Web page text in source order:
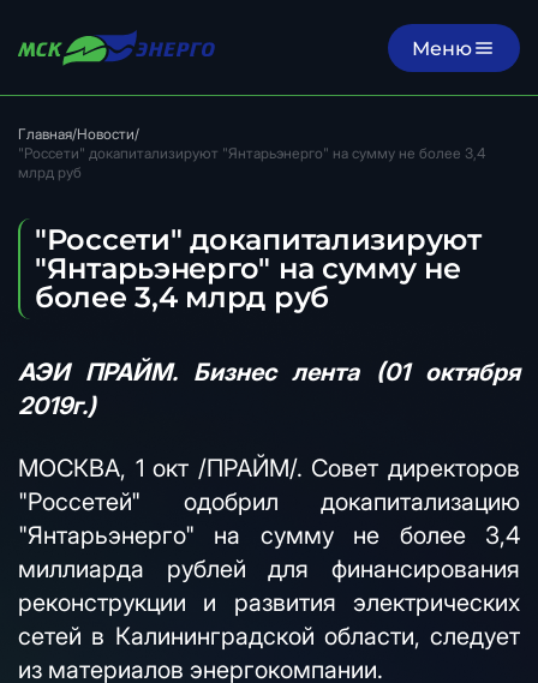
Меню
Главная/Новости/
"Россети" докапитализируют "Янтарьэнерго" на сумму не более 3,4
млрд руб
"Россети" докапитализируют
"Янтарьэнерго" на сумму не
более 3,4 млрд руб
АЭИ ПРАЙМ. Бизнес лента (01 октября
2019г.)
МОСКВА, 1 окт /ПРАЙМ/. Совет директоров
"Россетей" одобрил докапитализацию
"Янтарьэнерго" на сумму не более 3,4
миллиарда рублей для финансирования
реконструкции и развития электрических
сетей в Калининградской области, следует
из материалов энергокомпании.